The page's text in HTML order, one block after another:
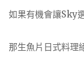
如果有機會讓Sky
那生魚片日式料理